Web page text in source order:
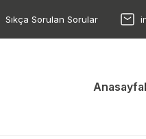
Sıkça Sorulan Sorular
Anasayfa